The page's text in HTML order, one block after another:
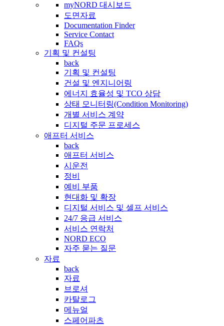
myNORD 대시보드
도면자료
Documentation Finder
Service Contact
FAQs
기획 및 컨설팅
back
기획 및 컨설팅
건설 및 엔지니어링
에너지 효율성 및 TCO 상담
상태 모니터링(Condition Monitoring)
개별 서비스 계약
디지털 주문 프로세스
애프터 서비스
back
애프터 서비스
시운전
정비
예비 부품
현대화 및 확장
디지털 서비스 및 셀프 서비스
24/7 응급 서비스
서비스 연락처
NORD ECO
자주 묻는 질문
자료
back
자료
브로셔
카탈로그
메뉴얼
스페어파츠